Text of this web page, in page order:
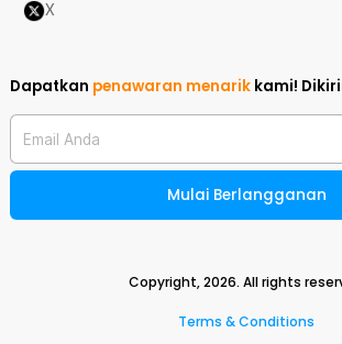
X
Dapatkan penawaran menarik kami!
Email Anda
Mulai Berlangganan
Copyright,2026. All rights
Terms & Conditions